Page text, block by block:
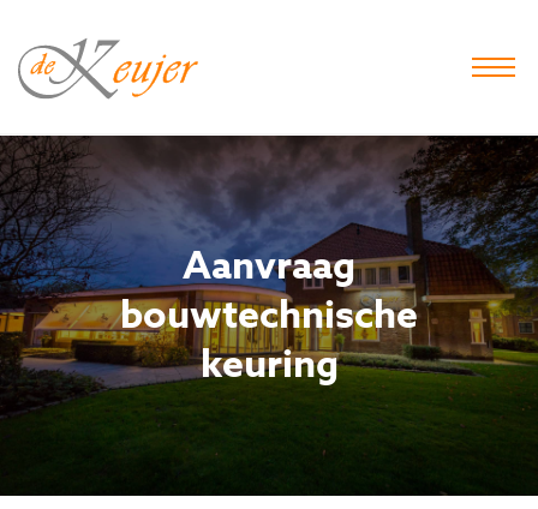
Keujer
-
Hof
van
Twente
Aanvraag
bouwtechnische
keuring